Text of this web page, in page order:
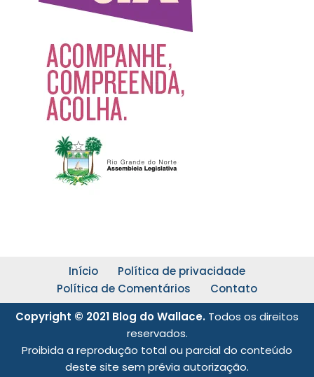
Início
Política de privacidade
Política de Comentários
Contato
Copyright © 2021 Blog do Wallace. Todos os direitos
reservados.
Proibida a reprodução total ou parcial do conteúdo
deste site sem prévia autorização.